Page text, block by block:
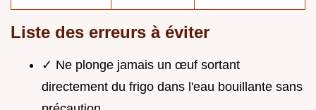
Liste des erreurs à éviter
✓ Ne plonge jamais un œuf sortant
directement du frigo dans l'eau bouillante sans